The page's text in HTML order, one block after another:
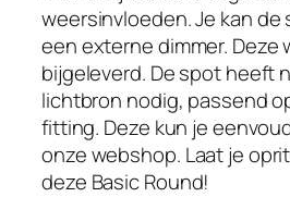
1
1
9
.
0
0
.
weersinvloeden. Je kan
een externe dimmer. Deze
bijgeleverd. De spot heeft
lichtbron nodig, passend
fitting. Deze kun je
onze webshop. Laat je
deze Basic Round!